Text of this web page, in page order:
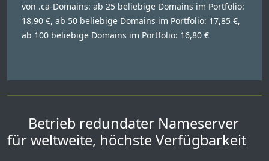
von .ca-Domains: ab 25 beliebige Domains im Portfolio:
18,90 €, ab 50 beliebige Domains im Portfolio: 17,85 €,
ab 100 beliebige Domains im Portfolio: 16,80 €
Betrieb redundater Nameserver
für weltweite, höchste Verfügbarkeit